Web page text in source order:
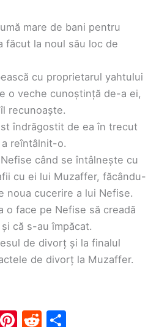
mare de bani pentru
făcut la noul său loc de
cu proprietarul yahtului
o veche cunoștință de-a ei,
recunoaște.
îndrăgostit de ea în trecut
reîntâlnit-o.
când se întâlnește cu
cu ei lui Muzaffer, făcându-
noua cucerire a lui Nefise.
o face pe Nefise să creadă
că s-au împăcat.
de divorț și la finalul
de divorț la Muzaffer.
Pi R